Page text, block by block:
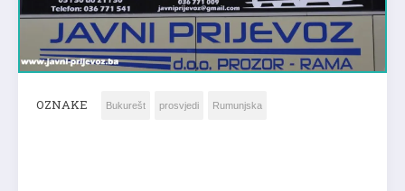
OZNAKE Bukurešt prosvjedi Rumunjska